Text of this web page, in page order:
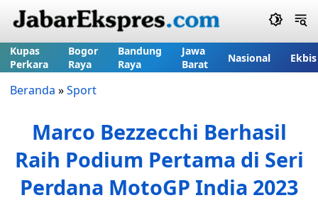
Kupas
Perkara
Bogor
Raya
Bandung
Raya
Jawa
Barat
Nasional Ekbis
Beranda »Sport
Marco Bezzecchi Berhasil
Raih Podium Pertama di Seri
Perdana MotoGP India 2023